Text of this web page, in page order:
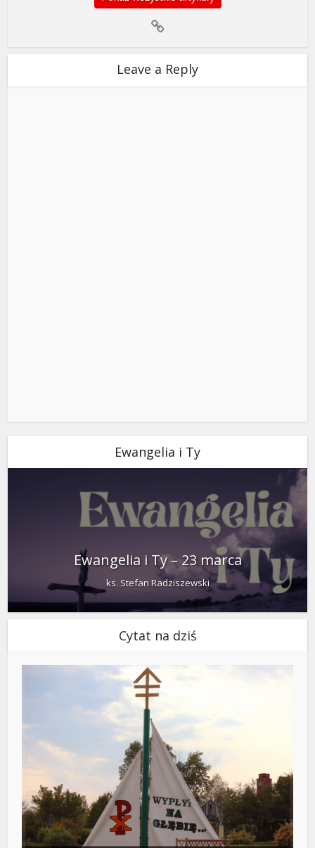
Leave a Reply
Ewangelia i Ty
Ewangelia i Ty – 23 marca
ks. Stefan Radziszewski
Cytat na dziś